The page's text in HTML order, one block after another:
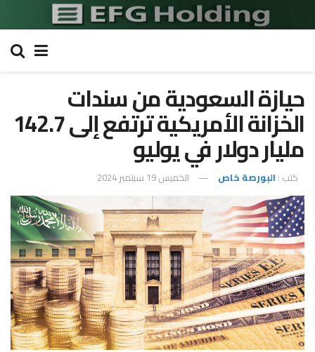
حيازة السعودية من سندات
الخزانة الأمريكية ترتفع إلى 142.7
مليار دولار في يوليو
كتب : البورصة خاص الخميس 19 سبتمبر 2024